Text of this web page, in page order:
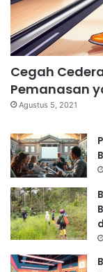
Cegah
Pemanasan
Agustus 5, 2021